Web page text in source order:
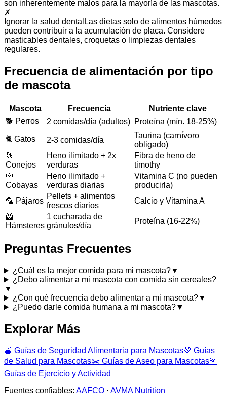
son inherentemente malos para la mayoría de las mascotas.
✗
Ignorar la salud dental Las dietas solo de alimentos húmedos
pueden contribuir a la acumulación de placa. Considere
masticables dentales, croquetas o limpiezas dentales
regulares.
Frecuencia de alimentación por tipo
de mascota
Mascota Frecuencia
Nutriente clave
🐕 Perros
2 comidas/día (adultos) Proteína (mín. 18-25%)
🐈 Gatos
2-3 comidas/día
Taurina (carnívoro
obligado)
🐰
Conejos
Heno ilimitado + 2x
verduras
Fibra de heno de
timothy
🐹
Cobayas
Heno ilimitado +
verduras diarias
Vitamina C (no pueden
producirla)
🦜 Pájaros
Pellets + alimentos
frescos diarios
Calcio y Vitamina A
🐹
Hámsteres
1 cucharada de
gránulos/día
Proteína (16-22%)
Preguntas Frecuentes
¿Cuál es la mejor comida para mi mascota?▼
¿Debo alimentar a mi mascota con comida sin cereales?
▼
¿Con qué frecuencia debo alimentar a mi mascota?▼
¿Puedo darle comida humana a mi mascota?▼
Explorar Más
🍎 Guías de Seguridad Alimentaria para Mascotas💚 Guías
de Salud para Mascotas✂️ Guías de Aseo para Mascotas🏃
Guías de Ejercicio y Actividad
Fuentes confiables: AAFCO · AVMA Nutrition